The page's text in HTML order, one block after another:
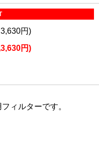
円)
円)
ィルターです。